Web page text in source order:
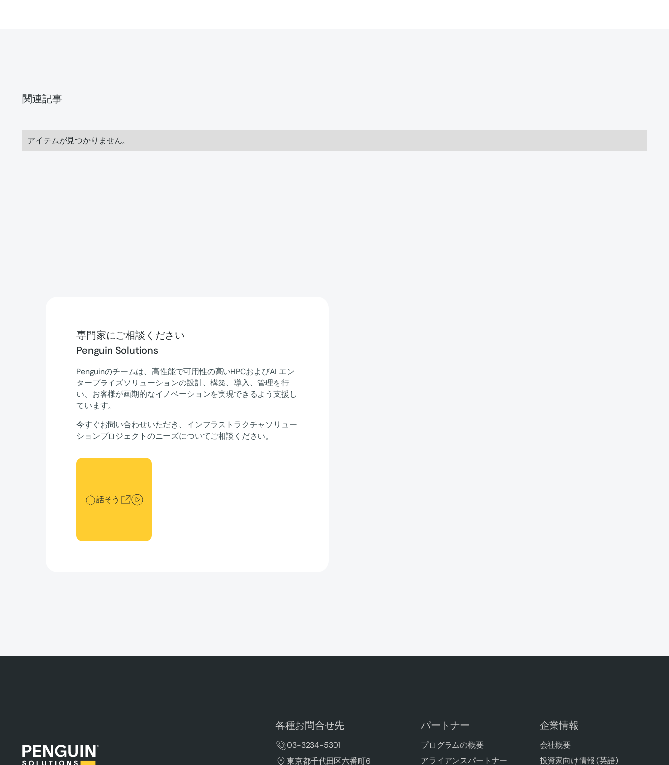
関連記事
アイテムが見つかりません。
専門家にご相談ください
Penguin Solutions
Penguinのチームは、高性能で可用性の高いHPCおよびAI エン
タープライズソリューションの設計、構築、導入、管理を行
い、お客様が画期的なイノベーションを実現できるよう支援し
ています。
今すぐお問い合わせいただき、インフラストラクチャソリュー
ションプロジェクトのニーズについてご相談ください。
話そう
話そう
各種お問合せ先
03-3234-5301
東京都千代田区六番町6
パートナー
プログラムの概要
アライアンスパートナー
企業情報
会社概要
投資家向け情報 (英語)